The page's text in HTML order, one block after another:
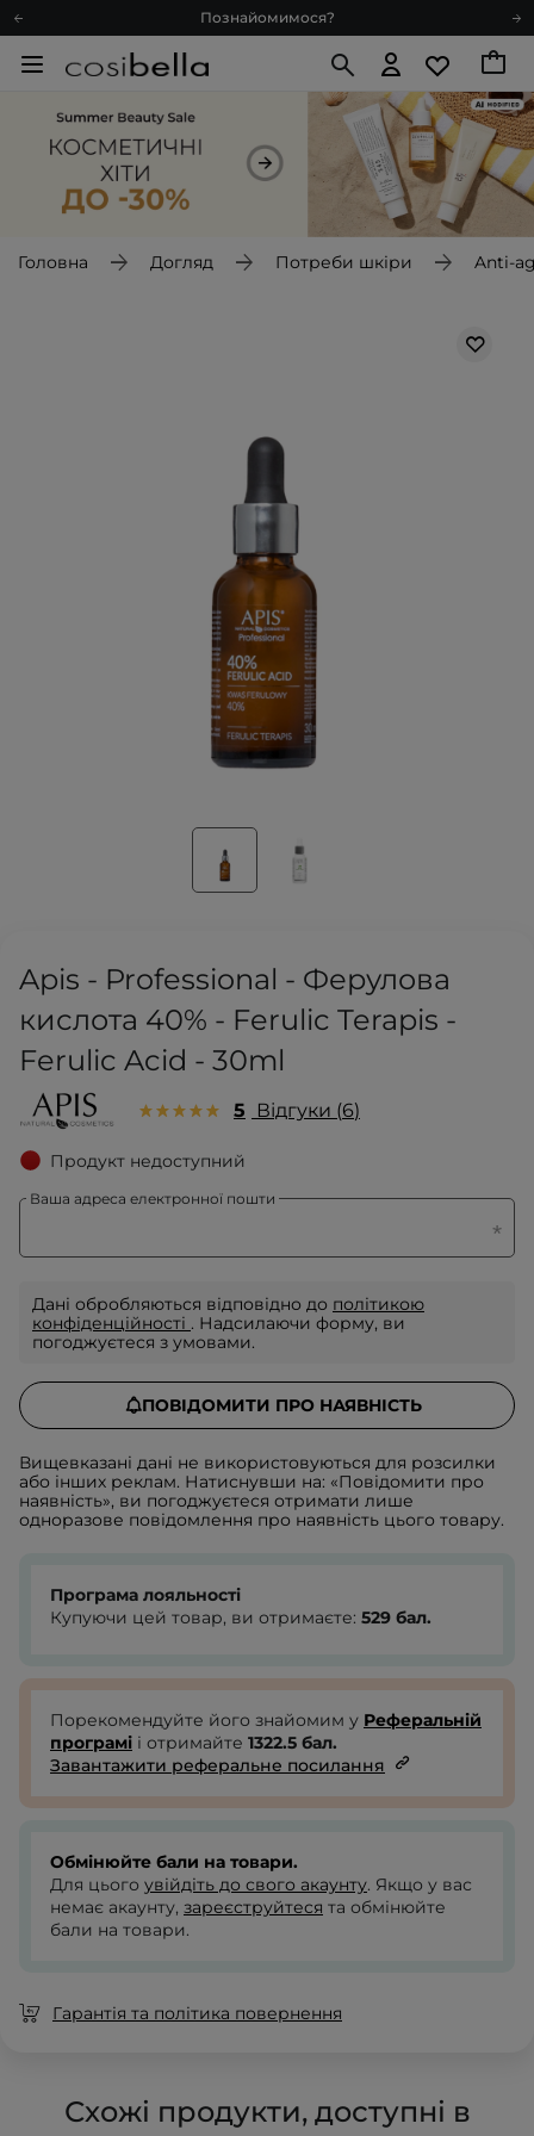
Познайомимося?
Доставка з любов'ю
Рекомендуй нас і отримуй ще більше балів
Запитай косметолога
Доставка з любов'ю
Головна Догляд Потреби шкіри Anti-
Apis - Professional - Ферулова
кислота 40% - Ferulic Terapis -
Ferulic Acid - 30ml
5 Відгуки 6
Продукт недоступний
Ваша адреса електронної пошти
Дані обробляються відповідно до політикою
конфіденційності . Надсилаючи форму, ви
погоджуєтеся з умовами.
ПОВІДОМИТИ ПРО НАЯВНІСТЬ
Вищевказані дані не використовуються для розсилки
або інших реклам. Натиснувши на: «Повідомити про
наявність», ви погоджуєтеся отримати лише
одноразове повідомлення про наявність цього товару.
Програма лояльності
Купуючи цей товар, ви отримаєте: 529 бал.
Порекомендуйте його знайомим у Реферальній
програмі і отримайте 1322.5 бал.
Завантажити реферальне посилання
Обмінюйте бали на товари.
Для цього увійдіть до свого акаунту. Якщо у вас
немає акаунту, зареєструйтеся та обмінюйте
бали на товари.
Гарантія та політика повернення
Схожі продукти, доступні в